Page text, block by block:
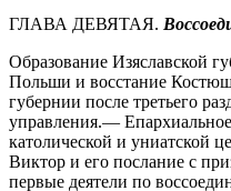
ГЛАВА ДЕВЯТАЯ.
Образование Изяславской
Польши и восстание
губернии после третьего
управления.—
католической и униатской
Виктор и его послание с
первые деятели по